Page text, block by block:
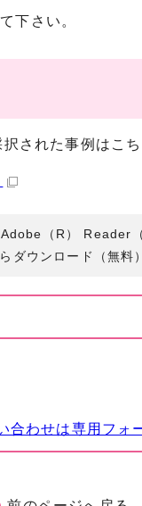
下さい。
された事例はこ
（R） Reader
ダウンロード（無料
わせは専用フォ